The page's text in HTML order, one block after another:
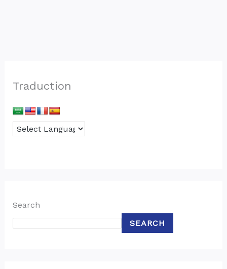
Traduction
Search
SEARCH